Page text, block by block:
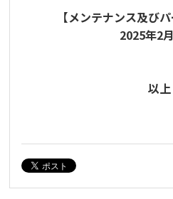
【メンテナンス及び
2025年2
以上